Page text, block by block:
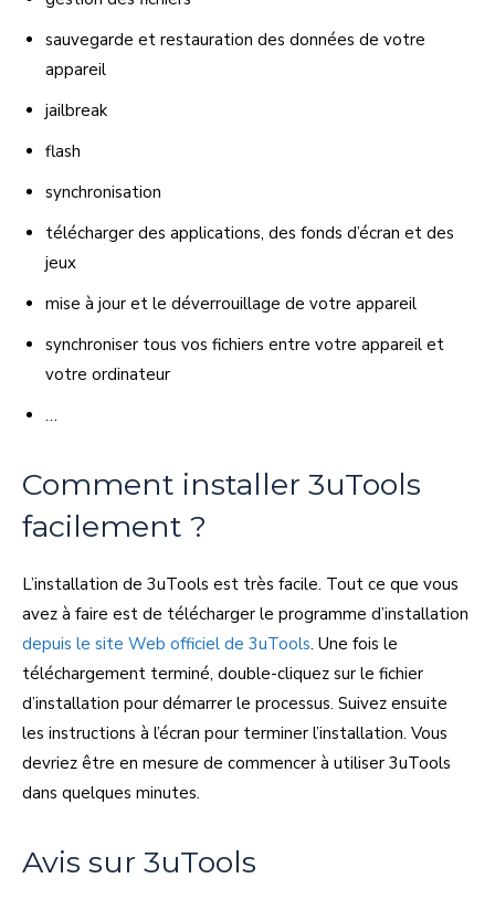
sauvegarde et restauration des données de votre
appareil
jailbreak
flash
synchronisation
télécharger des applications, des fonds d’écran et des
jeux
mise à jour et le déverrouillage de votre appareil
synchroniser tous vos fichiers entre votre appareil et
votre ordinateur
…
Comment installer 3uTools
facilement ?
L’installation de 3uTools est très facile. Tout ce que vous
avez à faire est de télécharger le programme d’installation
depuis le site Web officiel de 3uTools. Une fois le
téléchargement terminé, double-cliquez sur le fichier
d’installation pour démarrer le processus. Suivez ensuite
les instructions à l’écran pour terminer l’installation. Vous
devriez être en mesure de commencer à utiliser 3uTools
dans quelques minutes.
Avis sur 3uTools